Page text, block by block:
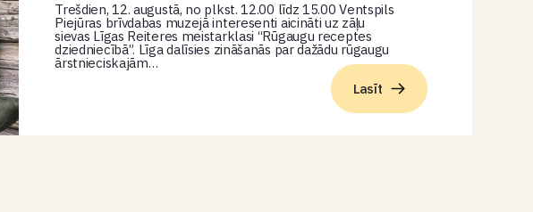
Lasīt
Trešdien, 12. augustā, no plkst. 12.00 līdz 15.00 Ventspils
Piejūras brīvdabas muzejā interesenti aicināti uz zāļu
sievas Līgas Reiteres meistarklasi “Rūgaugu receptes
dziedniecībā”. Līga dalīsies zināšanās par dažādu rūgaugu
ārstnieciskajām…